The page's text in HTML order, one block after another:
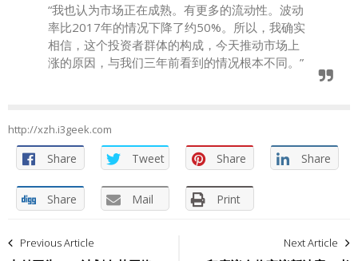
“我也认为市场正在成熟。有更多的流动性。波动
率比2017年的情况下降了约50%。所以，我确实
相信，这个投资者群体的构成，今天推动市场上
涨的原因，与我们三年前看到的情况根本不同。”
http://xzh.i3geek.com
Share Tweet Share Share
Share Mail Print
Previous Article Next Article